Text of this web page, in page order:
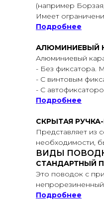
(например
Имеет
Подробнее
АЛЮМИНИЕВЫЙ
Алюминиевый
- Без фиксатора.
- С винтовым
- С
Подробнее
СКРЫТАЯ
Представляет из
необходимости,
ВИДЫ
СТАНДАРТНЫЙ
Это поводок с
Подробнее